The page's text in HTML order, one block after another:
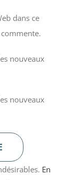
dans ce
nouveaux
nouveaux
En